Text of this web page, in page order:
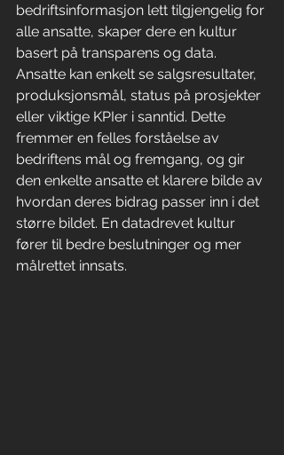
bedriftsinformasjon lett tilgjengelig for
alle ansatte, skaper dere en kultur
basert på transparens og data.
Ansatte kan enkelt se salgsresultater,
produksjonsmål, status på prosjekter
eller viktige KPIer i sanntid. Dette
fremmer en felles forståelse av
bedriftens mål og fremgang, og gir
den enkelte ansatte et klarere bilde av
hvordan deres bidrag passer inn i det
større bildet. En datadrevet kultur
fører til bedre beslutninger og mer
målrettet innsats.